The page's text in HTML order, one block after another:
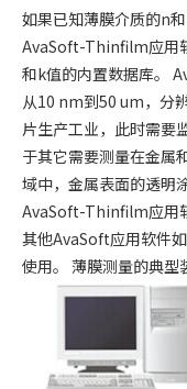
如果已知薄膜介质的n
AvaSoft-Thinfilm应用
和k值的内置数据库。
从10 nm到50 um，分
片生产工业，此时需要
于其它需要测量在金属
域中，金属表面的透明
AvaSoft-Thinfilm应用
其他AvaSoft应用软件
使用。 薄膜测量的典型